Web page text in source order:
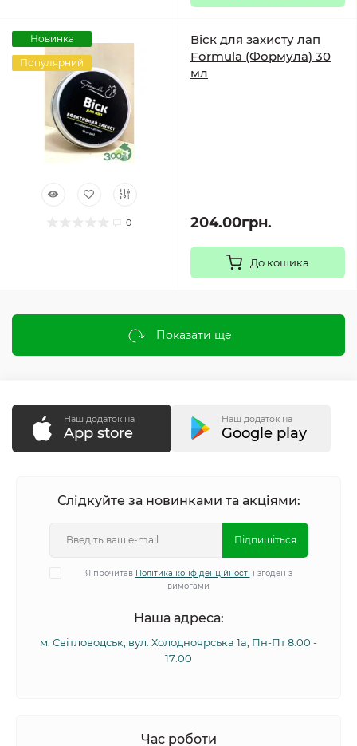
Новинка
Популярний
0
Віск для захисту лап
Formula (Формула) 30
мл
204.00грн.
До кошика
Показати ще
Наш додаток на
App store
Наш додаток на
Google play
Слідкуйте за новинками та акціями:
Підпишіться
Я прочитав Політика конфіденційності і згоден з
вимогами
Наша адреса:
м. Світловодськ, вул. Холодноярська 1а, Пн-Пт 8:00 -
17:00
Час роботи